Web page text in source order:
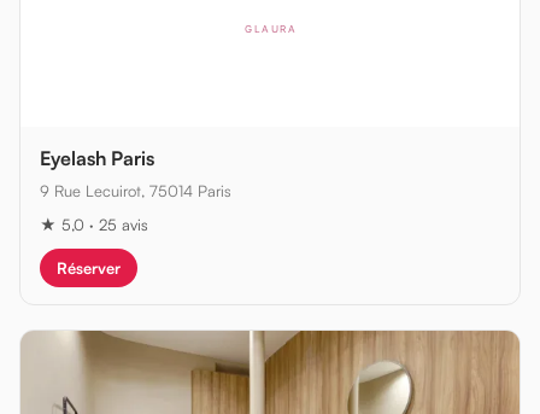
Eyelash Paris
9 Rue Lecuirot, 75014 Paris
★ 5,0 · 25 avis
Réserver